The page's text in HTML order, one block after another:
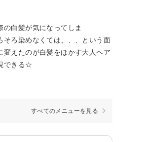
白髪が気になってしま
そろ染めなくては、、、という面
えたのが白髪をほかす大人ヘア
できる☆
すべてのメニューを見る